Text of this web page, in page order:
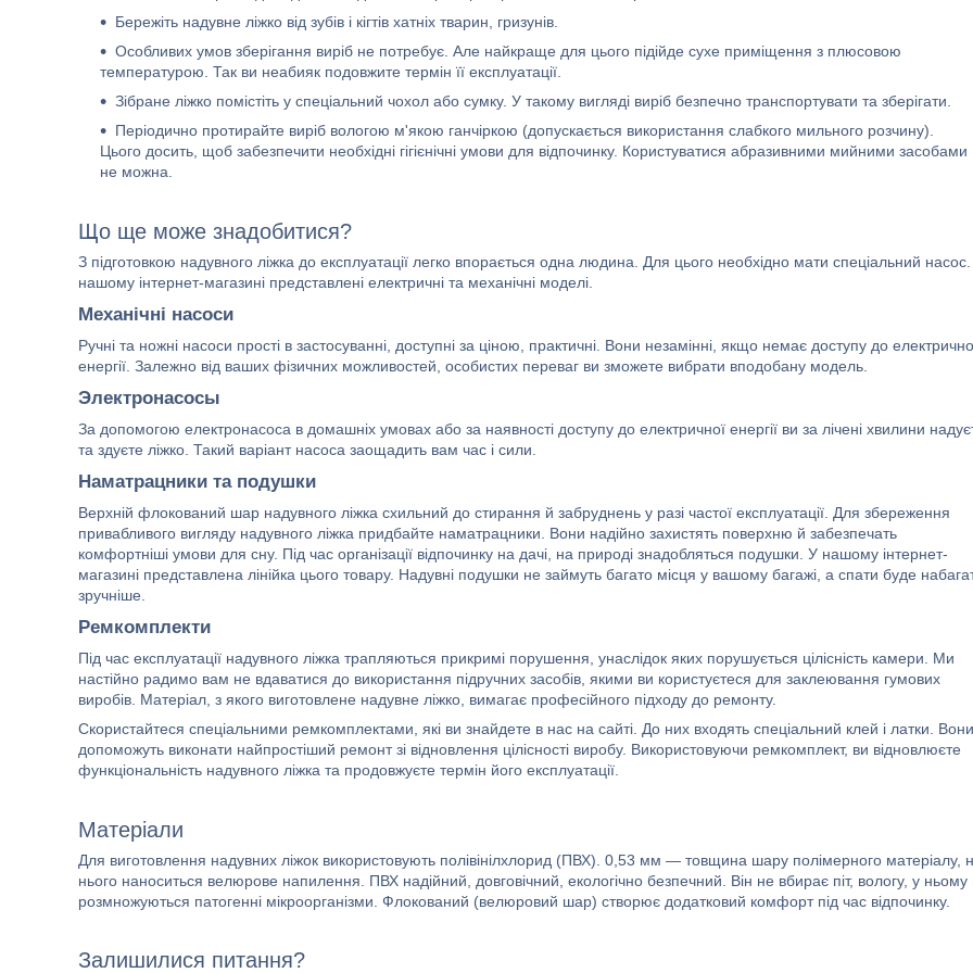
Бережіть надувне ліжко від зубів і кігтів хатніх тварин, гризунів.
Особливих умов зберігання виріб не потребує. Але найкраще для цього підійде сухе приміщення з плюсовою
температурою. Так ви неабияк подовжите термін її експлуатації.
Зібране ліжко помістіть у спеціальний чохол або сумку. У такому вигляді виріб безпечно транспортувати та зберігати.
Періодично протирайте виріб вологою м'якою ганчіркою (допускається використання слабкого мильного розчину).
Цього досить, щоб забезпечити необхідні гігієнічні умови для відпочинку. Користуватися абразивними мийними засобами
не можна.
Що ще може знадобитися?
З підготовкою надувного ліжка до експлуатації легко впорається одна людина. Для цього необхідно мати спеціальний
нашому інтернет-магазині представлені електричні та механічні моделі.
Механічні насоси
Ручні та ножні насоси прості в застосуванні, доступні за ціною, практичні. Вони незамінні, якщо немає доступу до
енергії. Залежно від ваших фізичних можливостей, особистих переваг ви зможете вибрати вподобану модель.
Электронасосы
За допомогою електронасоса в домашніх умовах або за наявності доступу до електричної енергії ви за лічені хвилини
та здуєте ліжко. Такий варіант насоса заощадить вам час і сили.
Наматрацники та подушки
Верхній флокований шар надувного ліжка схильний до стирання й забруднень у разі частої експлуатації. Для збереження
привабливого вигляду надувного ліжка придбайте наматрацники. Вони надійно захистять поверхню й забезпечать
комфортніші умови для сну. Під час організації відпочинку на дачі, на природі знадобляться подушки. У нашому інтернет-
магазині представлена лінійка цього товару. Надувні подушки не займуть багато місця у вашому багажі, а спати буде
зручніше.
Ремкомплекти
Під час експлуатації надувного ліжка трапляються прикримі порушення, унаслідок яких порушується цілісність камери. Ми
настійно радимо вам не вдаватися до використання підручних засобів, якими ви користуєтеся для заклеювання гумових
виробів. Матеріал, з якого виготовлене надувне ліжко, вимагає професійного підходу до ремонту.
Скористайтеся спеціальними ремкомплектами, які ви знайдете в нас на сайті. До них входять спеціальний клей і латки. Вони
допоможуть виконати найпростіший ремонт зі відновлення цілісності виробу. Використовуючи ремкомплект, ви відновлюєте
функціональність надувного ліжка та продовжуєте термін його експлуатації.
Матеріали
Для виготовлення надувних ліжок використовують полівінілхлорид (ПВХ). 0,53 мм — товщина шару полімерного матеріалу,
нього наноситься велюрове напилення. ПВХ надійний, довговічний, екологічно безпечний. Він не вбирає піт, вологу, у ньому
розмножуються патогенні мікроорганізми. Флокований (велюровий шар) створює додатковий комфорт під час відпочинку.
Залишилися питання?